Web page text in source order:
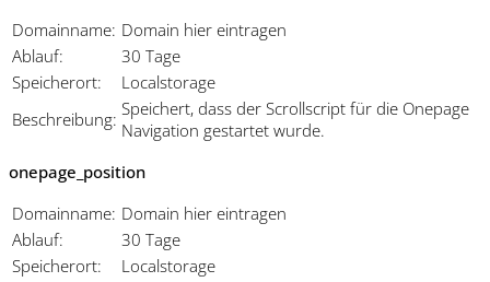
Domainname: Domain hier eintragen
Ablauf:
30 Tage
Speicherort:
Localstorage
Beschreibung: Speichert, dass der Scrollscript für die Onepage
Navigation gestartet wurde.
onepage_position
Domainname: Domain hier eintragen
Ablauf:
30 Tage
Speicherort:
Localstorage